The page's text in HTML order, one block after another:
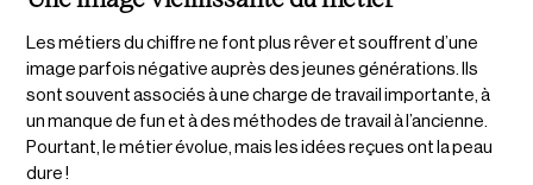
Les métiers du chiffre ne font plus rêver et souffrent d’une
image parfois négative auprès des jeunes générations. Ils
sont souvent associés à une charge de travail importante, à
un manque de fun et à des méthodes de travail à l’ancienne.
Pourtant, le métier évolue, mais les idées reçues ont la peau
dure !